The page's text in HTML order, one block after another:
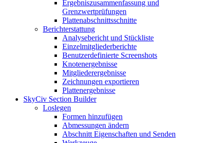
Ergebniszusammenfassung und
Grenzwertprüfungen
Plattenabschnittsschnitte
Berichterstattung
Analysebericht und Stückliste
Einzelmitgliederberichte
Benutzerdefinierte Screenshots
Knotenergebnisse
Mitgliederergebnisse
Zeichnungen exportieren
Plattenergebnisse
SkyCiv Section Builder
Loslegen
Formen hinzufügen
Abmessungen ändern
Abschnitt Eigenschaften und Senden